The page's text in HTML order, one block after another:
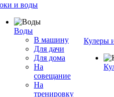
и воды
Воды
В машину
Для дачи
Для дома
На
совещание
На
тренировку
Кулеры